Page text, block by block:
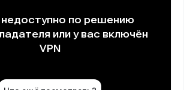
Наследники 2 выпуск от
Выживалити. Наследники 2 выпуск от
прямой эфир Выживалити.
Наследники 2 выпуск от 22.08.2025